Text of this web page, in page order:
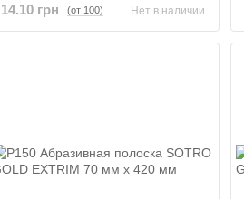
14.10 грн (от 100) Нет в наличии